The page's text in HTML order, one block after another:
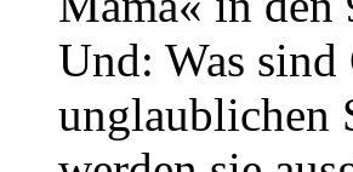
Und: Was
unglaublichen